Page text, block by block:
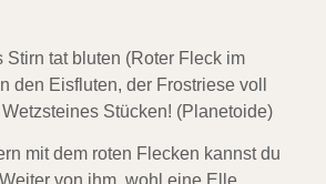
Stirn tat bluten (Roter Fleck im
den Eisfluten, der Frostriese voll
Stücken! (Planetoide)
mit dem roten Flecken kannst du
von ihm, wohl eine Elle,